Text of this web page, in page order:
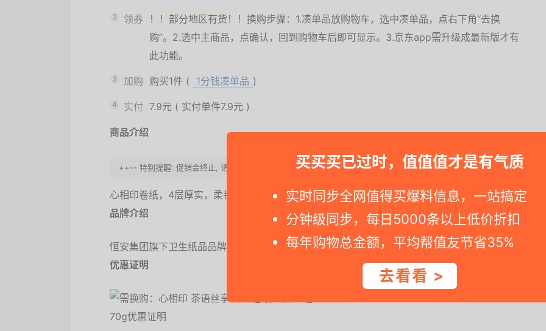
买买买已过时，值值值才是有气质
实时同步全网值得买爆料信息，一站搞定
分钟级同步，每日5000条以上低价折扣
每年购物总金额，平均帮值友节省35%
去看看 >
2 领券
！！部分地区有货！！换购步骤：1.凑单品放购物车，选中凑单品，点右下角“去换
购”。2.选中主商品，点确认，回到购物车后即可显示。3.京东app需升级成最新版才有
此功能。
3 加购 购买1件 ( 1分钱凑单品 )
4 实付 7.9元 ( 实付单件7.9元 )
商品介绍
++-- 特别提醒: 促销会终止, 请快快买之. 若您点到京东自营活动网址显示标价不同，可能就是降价完结了 --++
心相印卷纸，4层厚实，柔韧吸水快速溶解
品牌介绍
恒安集团旗下卫生纸品品牌，其产品包括洗洁巾、铝箔纸、茶语丝享系列抽纸、卫生湿巾等。
优惠证明